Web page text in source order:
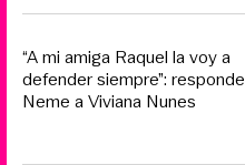
“A mi amiga Raquel la voy a
defender siempre”: responde
Neme a Viviana Nunes